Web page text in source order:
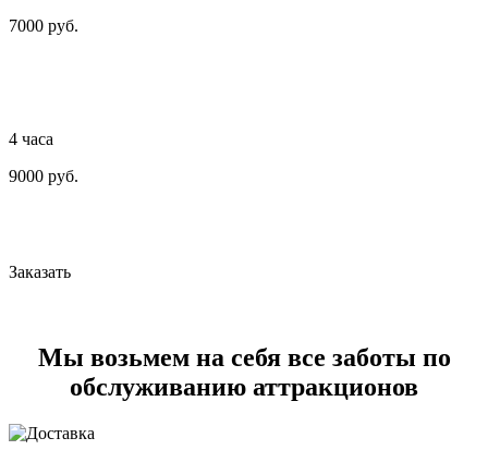
7000 руб.
4 часа
9000 руб.
Заказать
Мы возьмем на себя все заботы по
обслуживанию аттракционов